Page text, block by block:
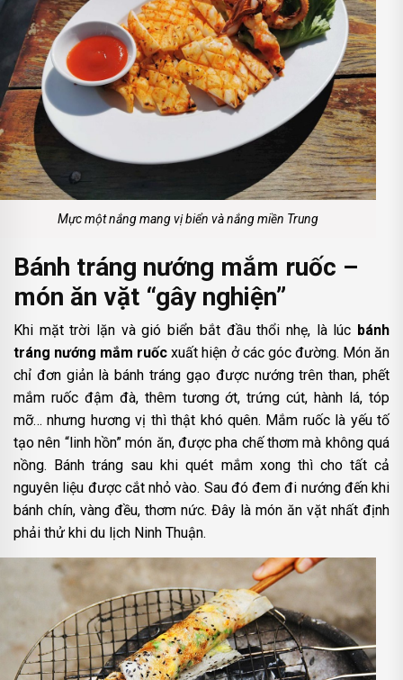
Mực một nắng mang vị biển và nắng miền Trung
Bánh tráng nướng mắm ruốc –
món ăn vặt “gây nghiện”
Khi mặt trời lặn và gió biển bắt đầu thổi nhẹ, là lúc bánh
tráng nướng mắm ruốc xuất hiện ở các góc đường. Món ăn
chỉ đơn giản là bánh tráng gạo được nướng trên than, phết
mắm ruốc đậm đà, thêm tương ớt, trứng cút, hành lá, tóp
mỡ… nhưng hương vị thì thật khó quên. Mắm ruốc là yếu tố
tạo nên “linh hồn” món ăn, được pha chế thơm mà không quá
nồng. Bánh tráng sau khi quét mắm xong thì cho tất cả
nguyên liệu được cắt nhỏ vào. Sau đó đem đi nướng đến khi
bánh chín, vàng đều, thơm nức. Đây là món ăn vặt nhất định
phải thử khi du lịch Ninh Thuận.